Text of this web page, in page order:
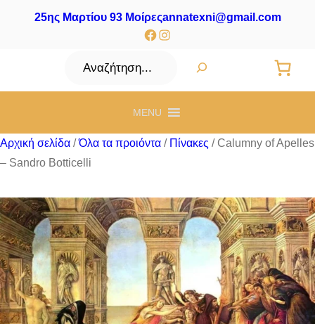
25ης Μαρτίου 93 Μοίρεςannatexni@gmail.com
Facebook
Instagram
Αναζήτηση
MENU
Αρχική σελίδα /Όλα τα προιόντα / Πίνακες / Calumny of Apelles
– Sandro Botticelli